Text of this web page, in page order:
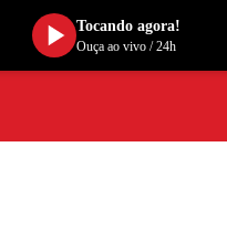
Tocando agora!
Ouça ao vivo/24h